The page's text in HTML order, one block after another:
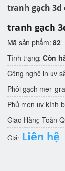
tranh gạch 3d
tranh gạch
Mã sản phẩm: 82
Tình trạng: Còn
Công nghệ in uv
Phôi gạch men
Phủ men uv kính
Giao Hàng Toàn
Giá: Liên hệ